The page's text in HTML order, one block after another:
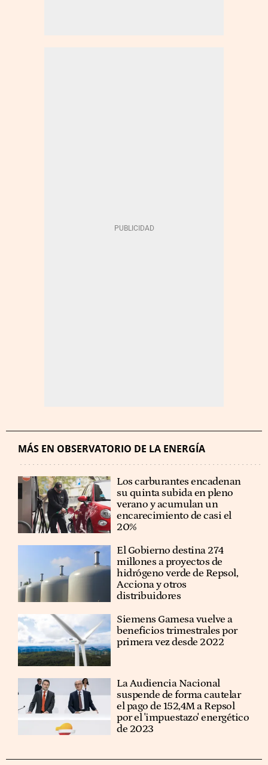
MÁS EN OBSERVATORIO DE LA ENERGÍA
Los carburantes encadenan
su quinta subida en pleno
verano y acumulan un
encarecimiento de casi el
20%
El Gobierno destina 274
millones a proyectos de
hidrógeno verde de Repsol,
Acciona y otros
distribuidores
Siemens Gamesa vuelve a
beneficios trimestrales por
primera vez desde 2022
La Audiencia Nacional
suspende de forma cautelar
el pago de 152,4M a Repsol
por el 'impuestazo' energético
de 2023